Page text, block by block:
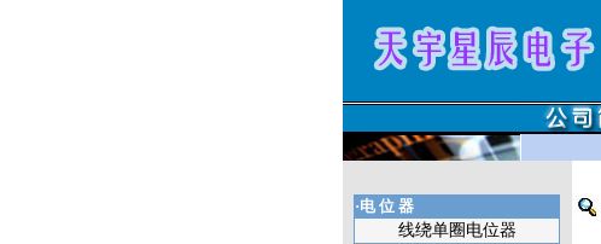
·电 位 器
线绕单圈电位器